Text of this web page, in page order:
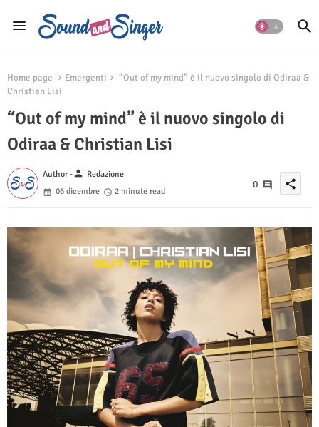
Home page Emergenti
“Out of my mind” è il nuovo singolo di Odiraa &
Christian Lisi
“Out of my mind” è il nuovo singolo di
Odiraa & Christian Lisi
Author -person Redazione
06 dicembre
2 minute read
0 share